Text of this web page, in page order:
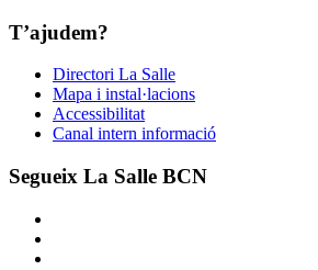
T’ajudem?
Directori La Salle
Mapa i instal·lacions
Accessibilitat
Canal intern informació
Segueix La Salle BCN